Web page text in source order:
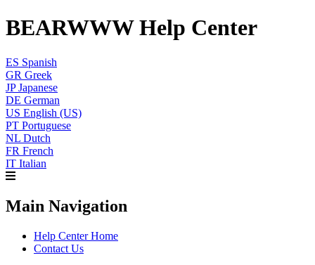
BEARWWW Help Center
ES Spanish
GR Greek
JP Japanese
DE German
US English (US)
PT Portuguese
NL Dutch
FR French
IT Italian
Main Navigation
Help Center Home
Contact Us